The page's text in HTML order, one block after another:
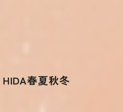
春夏秋冬